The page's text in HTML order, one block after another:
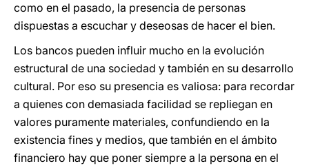
como en el pasado, la presencia de personas
dispuestas a escuchar y deseosas de hacer el bien.
Los bancos pueden influir mucho en la evolución
estructural de una sociedad y también en su desarrollo
cultural. Por eso su presencia es valiosa: para recordar
a quienes con demasiada facilidad se repliegan en
valores puramente materiales, confundiendo en la
existencia fines y medios, que también en el ámbito
financiero hay que poner siempre a la persona en el